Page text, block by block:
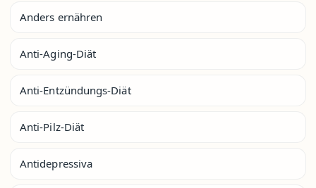
Anders ernähren
Anti-Aging-Diät
Anti-Entzündungs-Diät
Anti-Pilz-Diät
Antidepressiva